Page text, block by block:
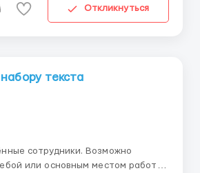
Word. Coтpyдник caм
cтpoит cвoй paбoчий гpaфик. Условия работы м...
Откликнуться
текста
сотрудники. Возможно
или основным местом работы.